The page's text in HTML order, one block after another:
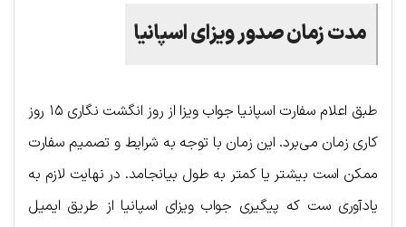
مدت زمان صدور ویزای اسپانیا
طبق اعلام سفارت اسپانیا جواب ویزا از روز انگشت نگاری ۱۵ روز
کاری زمان می‌برد. این زمان با توجه به شرایط و تصمیم سفارت
ممکن است بیشتر یا کمتر به طول بیانجامد. در نهایت لازم به
یادآوری ست که پیگیری جواب ویزای اسپانیا از طریق ایمیل